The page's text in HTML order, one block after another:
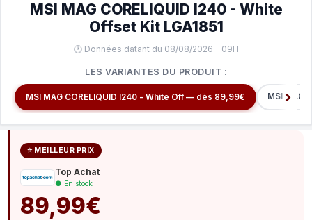
MSI MAG CORELIQUID I240 - White
Offset Kit LGA1851
🕐 Données datant du 08/08/2026 – 09H
LES VARIANTES DU PRODUIT :
MSI MAG CORELIQUID I240 - White Off — dès 89,99€ MSI MAG
⭐ MEILLEUR PRIX
Top Achat
● En stock
89,99€